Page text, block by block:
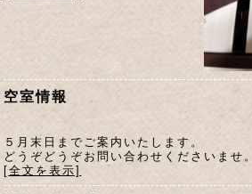
空室情報
５月末日までご案内いたします。
どうぞどうぞお問い合わせくださいませ。
[全文を表示]